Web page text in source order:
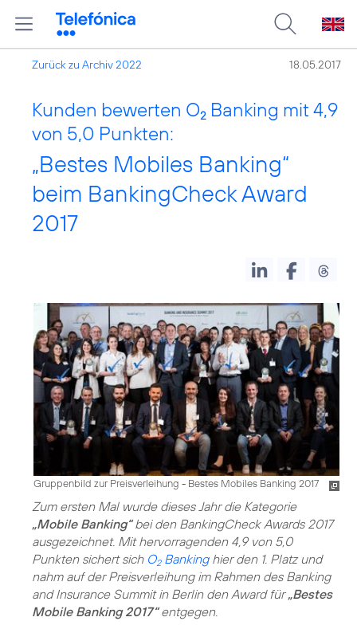
Zurück zu Archiv 2022 18.05.2017
Kunden bewerten O2 Banking mit 4,9
von 5,0 Punkten:
„Bestes Mobiles Banking“
beim BankingCheck Award
2017
Gruppenbild zur Preisverleihung - Bestes Mobiles Banking 2017
Zum ersten Mal wurde dieses Jahr die Kategorie
„Mobile Banking“bei den BankingCheck Awards 2017
ausgezeichnet. Mit hervorragenden 4,9 von 5,0
Punkten sichert sich O2Bankinghier den 1. Platz und
nahm auf der Preisverleihung im Rahmen des Banking
and Insurance Summit in Berlin den Award für„Bestes
Mobile Banking 2017“entgegen.